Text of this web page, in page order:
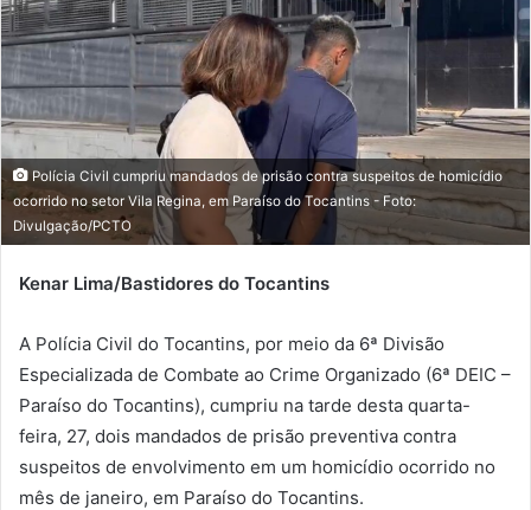
m
e
-
m
a
i
l
Polícia Civil cumpriu mandados de prisão contra suspeitos de homicídio
ocorrido no setor Vila Regina, em Paraíso do Tocantins - Foto:
Divulgação/PCTO
Kenar Lima/Bastidores do Tocantins
A Polícia Civil do Tocantins, por meio da 6ª Divisão
Especializada de Combate ao Crime Organizado (6ª DEIC –
Paraíso do Tocantins), cumpriu na tarde desta quarta-
feira, 27, dois mandados de prisão preventiva contra
suspeitos de envolvimento em um homicídio ocorrido no
mês de janeiro, em Paraíso do Tocantins.